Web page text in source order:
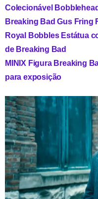
Colecionável
Breaking Bad Gus Fring
Royal Bobbles Estátua
de Breaking Bad
MINIX Figura Breaking
para exposição